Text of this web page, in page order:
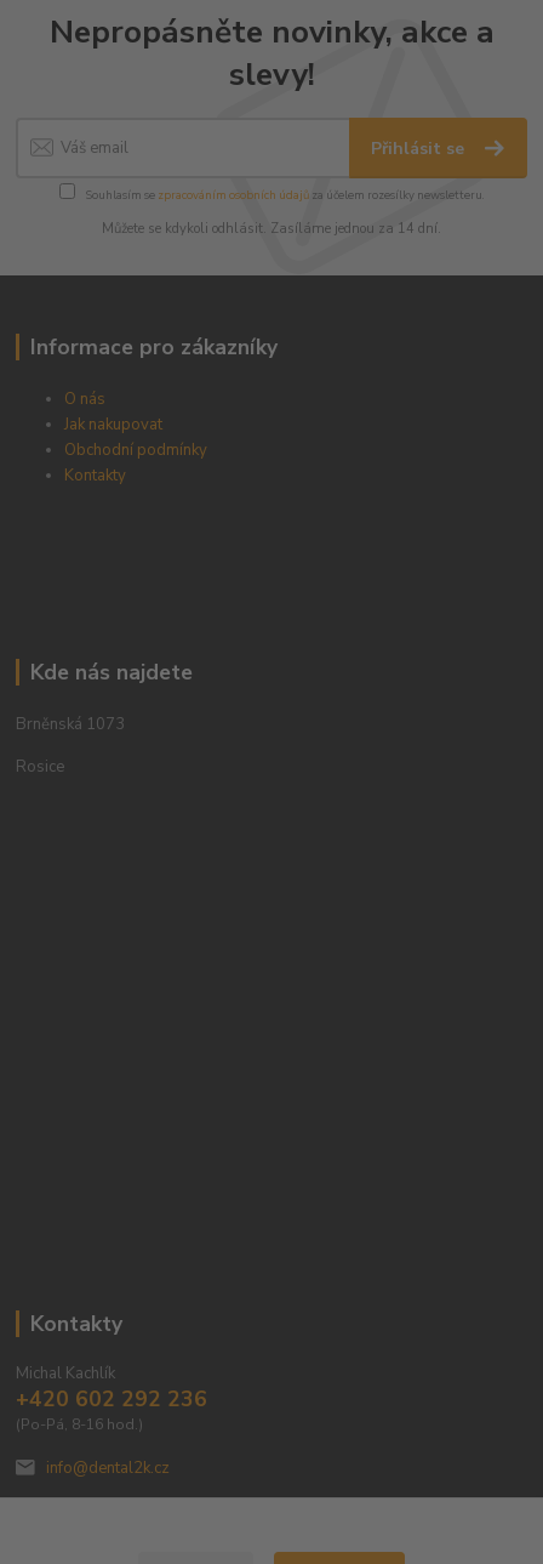
Nepropásněte novinky, akce a
slevy!
Přihlásit se
Souhlasím se zpracováním osobních údajůza účelem rozesílky newsletteru.
Můžete se kdykoli odhlásit. Zasíláme jednou za 14 dní.
Informace pro zákazníky
O nás
Jak nakupovat
Obchodní podmínky
Kontakty
Kde nás najdete
Brněnská 1073
Rosice
Kontakty
Michal Kachlík
+420 602 292 236
(Po-Pá, 8-16 hod.)
info@dental2k.cz